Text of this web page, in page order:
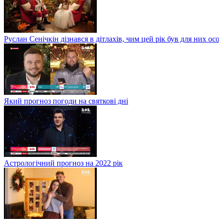
Руслан Сенічкін дізнався в дітлахів, чим цей рік був для них
Який прогноз погоди на святкові дні
Астрологічний прогноз на 2022 рік